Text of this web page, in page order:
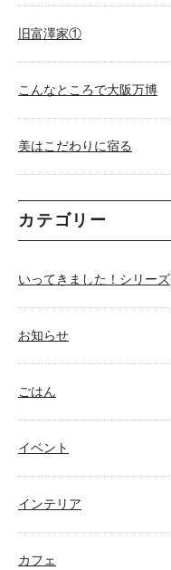
旧富澤家①
こんなところで大阪万博
美はこだわりに宿る
カテゴリー
いってきました！シリーズ
お知らせ
ごはん
イベント
インテリア
カフェ